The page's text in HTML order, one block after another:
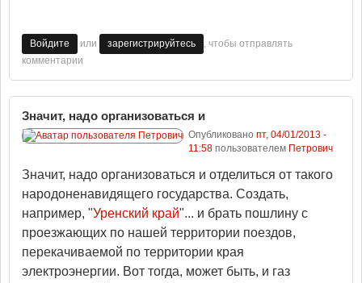
Войдите или зарегистрируйтесь
, чтобы отправлять
комментарии
Значит, надо организоваться и
Опубликовано пт, 04/01/2013 -
11:58пользователем Петрович
Значит, надо организоваться и отделиться от такого
народоненавидящего государства. Создать,
например, "Уренский край"... и брать пошлину с
проезжающих по нашей территории поездов,
перекачиваемой по территории края
электроэнергии. Вот тогда, может быть, и газ